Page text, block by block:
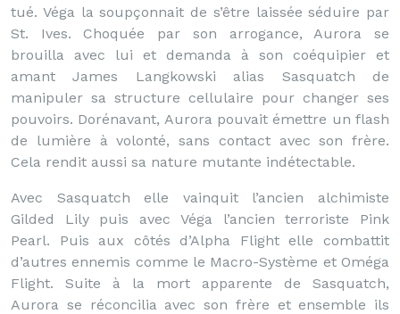
tué. Véga la soupçonnait de s’être laissée séduire par
St. Ives. Choquée par son arrogance, Aurora se
brouilla avec lui et demanda à son coéquipier et
amant James Langkowski alias Sasquatch de
manipuler sa structure cellulaire pour changer ses
pouvoirs. Dorénavant, Aurora pouvait émettre un flash
de lumière à volonté, sans contact avec son frère.
Cela rendit aussi sa nature mutante indétectable.
Avec Sasquatch elle vainquit l’ancien alchimiste
Gilded Lily puis avec Véga l’ancien terroriste Pink
Pearl. Puis aux côtés d’Alpha Flight elle combattit
d’autres ennemis comme le Macro-Système et Oméga
Flight. Suite à la mort apparente de Sasquatch,
Aurora se réconcilia avec son frère et ensemble ils